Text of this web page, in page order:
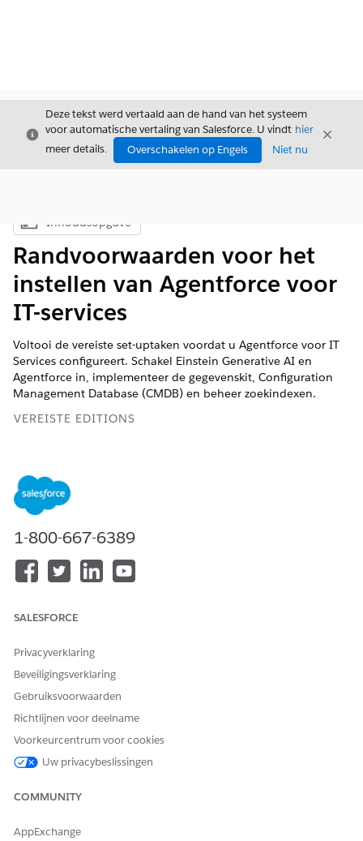
Sluiten
Deze tekst werd vertaald aan de hand van het systeem
voor automatische vertaling van Salesforce. U vindt hier
meer details.
Overschakelen op Engels Niet nu
Sluiten
Inhoudsopgave weergeven
Inhoudsopgave
Randvoorwaarden voor het
instellen van Agentforce voor
IT-services
Voltooi de vereiste set-uptaken voordat u Agentforce voor IT
Services configureert. Schakel Einstein Generative AI en
Agentforce in, implementeer de gegevenskit, Configuration
Management Database (CMDB) en beheer zoekindexen.
VEREISTE EDITIONS
Beschikbaar in:
Agentforce IT Service.
VEREISTE GEBRUIKERSMACHTIGINGEN
Agentforce inschakelen:
Schakel Agentforce in
Data 360instellen voor Agentforce IT Service:
Implementeer de gegevenskit.
Controleer de zoekindex op incident, probleem,
veranderingsverzoek en product2.
Wanneer u Database voor configuratiebeheer inschakelt,
1-800-667-6389
SALESFORCE
Privacyverklaring
Beveiligingsverklaring
Gebruiksvoorwaarden
Richtlijnen voor deelname
Voorkeurcentrum voor cookies
Uw privacybeslissingen
COMMUNITY
AppExchange